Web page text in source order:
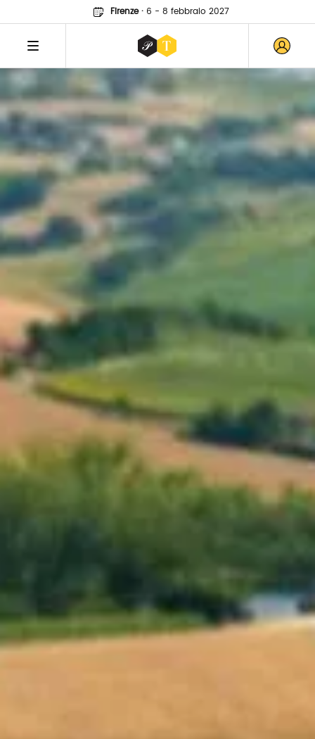
Firenze· 6 - 8 febbraio 2027